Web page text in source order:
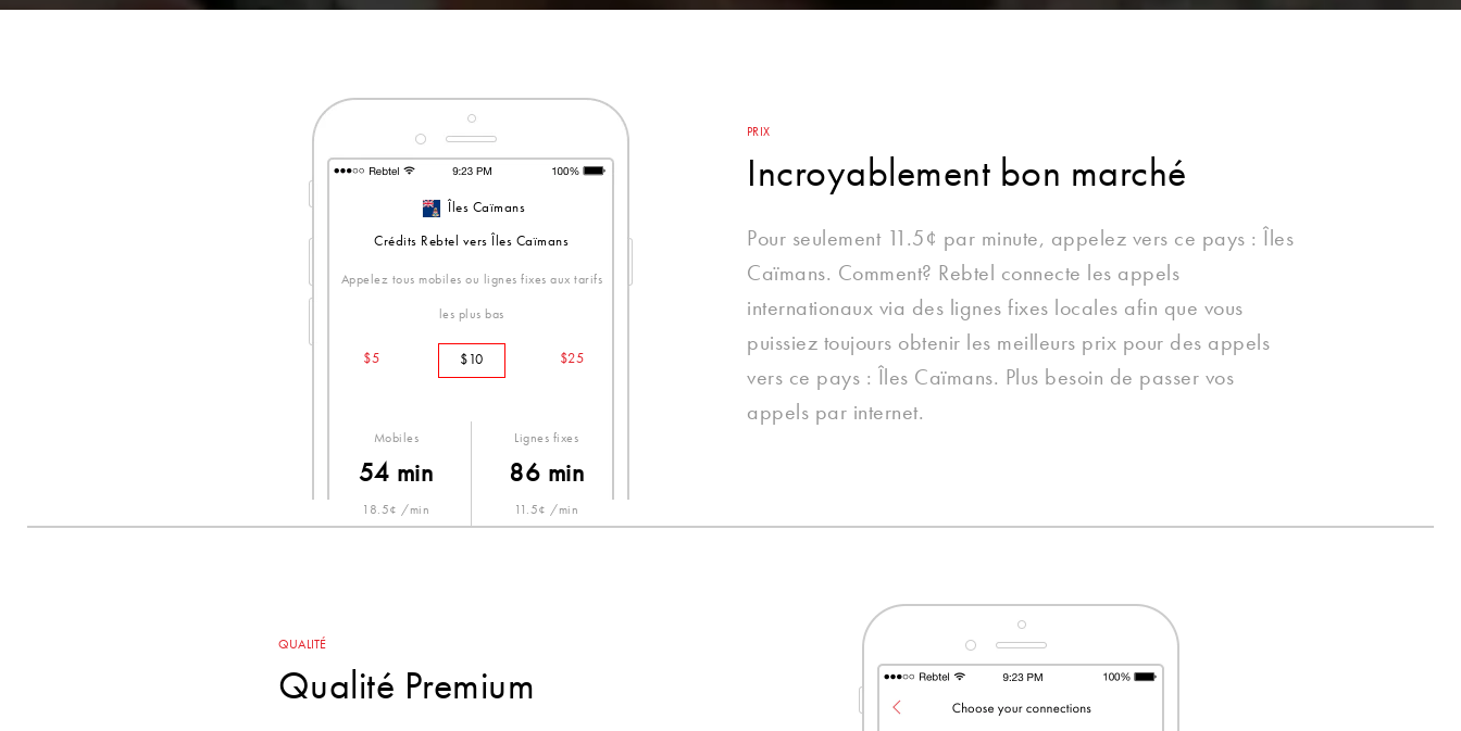
PRIX
Incroyablement bon marché
Pour seulement 11.5¢ par minute, appelez vers ce pays : Îles
Caïmans. Comment? Rebtel connecte les appels
internationaux via des lignes fixes locales afin que vous
puissiez toujours obtenir les meilleurs prix pour des appels
vers ce pays : Îles Caïmans. Plus besoin de passer vos
appels par internet.
Îles Caïmans
Crédits Rebtel vers Îles Caïmans
Appelez tous mobiles ou lignes fixes aux tarifs
les plus bas
$5 $10 $25
Mobiles
54 min
18.5¢ /min
Lignes fixes
86 min
11.5¢ /min
QUALITÉ
Qualité Premium